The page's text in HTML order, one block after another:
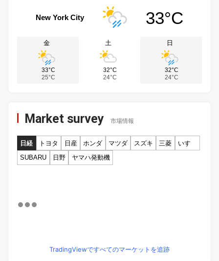
New York City 33°C
金
33°C
25°C
土
32°C
24°C
日
32°C
24°C
Market survey 市場情報
日経 トヨタ 日産 ホンダ マツダ スズキ 三菱
いすゞ
SUBARU
日野 ヤマハ発動機
TradingViewですべてのマーケットを追跡